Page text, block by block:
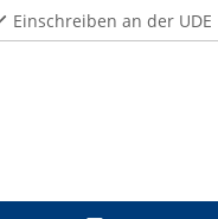
Einschreiben an der UDE